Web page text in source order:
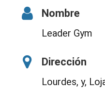
Nombre
Leader Gym
Dirección
Lourdes, y,